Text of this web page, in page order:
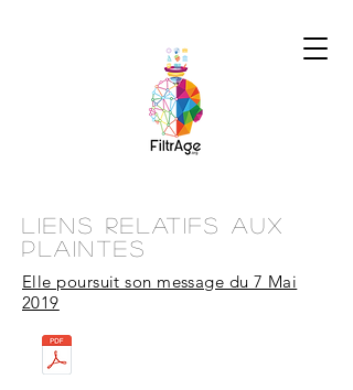
Liens Relatifs aux
Plaintes
Elle poursuit son message du 7 Mai
2019